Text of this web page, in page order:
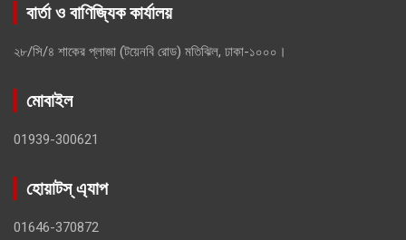
বার্তা ও বাণিজ্যিক কার্যালয়
২৮/সি/৪ শাকের প্লাজা (টয়েনবি রোড) মতিঝিল, ঢাকা-১০০০।
মোবাইল
01939-300621
হোয়াটস্ এ্যাপ
01646-370872